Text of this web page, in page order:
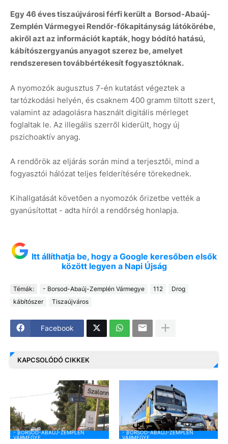
Egy 46 éves tiszaújvárosi férfi került a Borsod-Abaúj-
Zemplén Vármegyei Rendőr-főkapitányság látókörébe,
akiről azt az információt kapták, hogy bódító hatású,
kábítószergyanús anyagot szerez be, amelyet
rendszeresen továbbértékesít fogyasztóknak.
A nyomozók augusztus 7-én kutatást végeztek a
tartózkodási helyén, és csaknem 400 gramm tiltott szert,
valamint az adagolásra használt digitális mérleget
foglaltak le. Az illegális szerről kiderült, hogy új
pszichoaktív anyag.
A rendőrök az eljárás során mind a terjesztői, mind a
fogyasztói hálózat teljes felderítésére törekednek.
Kihallgatását követően a nyomozók őrizetbe vették a
gyanúsítottat - adta híról a rendőrség honlapja.
Itt állíthatja be, hogy a Google keresőben elsők
között legyen a Napi Újság
Témák: - Borsod-Abaúj-Zemplén Vármegye 112
Drog
kábítószer
Tiszaújváros
Facebook
KAPCSOLÓDÓ CIKKEK
- BORSOD-ABAÚJ-ZEMPLÉN
VÁRMEGYE
- BORSOD-ABAÚJ-ZEMPLÉN
VÁRMEGYE